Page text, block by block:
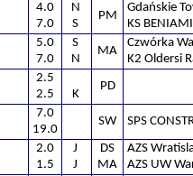
4.0
7.0
N
S
PM
Gdańskie
KS
5.0
7.0
S
N
MA
Czwórka
K2 Oldersi
2.5
2.5
K
PD
7.0
19.0
SW SPS
2.0
1.5
J
J
DS
MA
AZS
AZS UW